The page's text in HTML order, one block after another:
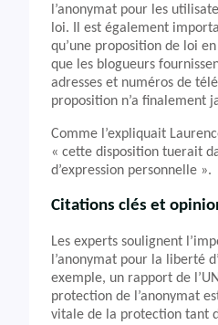
l’anonymat pour les
loi. Il est également
qu’une proposition de loi
que les blogueurs
adresses et numéros de
proposition n’a finalement
Comme l’expliquait
« cette disposition tuerait
d’expression personnelle ».
Citations clés et
Les experts soulignent
l’anonymat pour la liberté
exemple, un rapport de
protection de l’anonymat
vitale de la protection tant